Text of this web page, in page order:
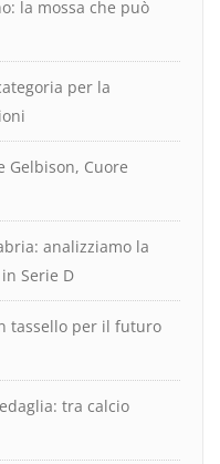
la mossa che può
per la
Gelbison, Cuore
analizziamo la
Serie D
tassello per il futuro
tra calcio